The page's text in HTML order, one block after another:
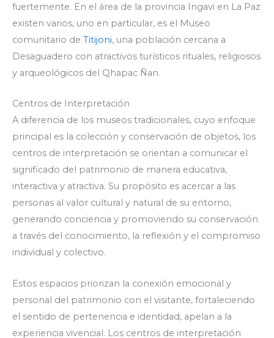
fuertemente. En el área de la provincia Ingavi en La Paz
existen varios, uno en particular, es el Museo
comunitario de Titijoni, una población cercana a
Desaguadero con atractivos turísticos rituales, religiosos
y arqueológicos del Qhapac Ñan.
Centros de Interpretación
A diferencia de los museos tradicionales, cuyo enfoque
principal es la colección y conservación de objetos, los
centros de interpretación se orientan a comunicar el
significado del patrimonio de manera educativa,
interactiva y atractiva. Su propósito es acercar a las
personas al valor cultural y natural de su entorno,
generando conciencia y promoviendo su conservación
a través del conocimiento, la reflexión y el compromiso
individual y colectivo.
Estos espacios priorizan la conexión emocional y
personal del patrimonio con el visitante, fortaleciendo
el sentido de pertenencia e identidad, apelan a la
experiencia vivencial. Los centros de interpretación